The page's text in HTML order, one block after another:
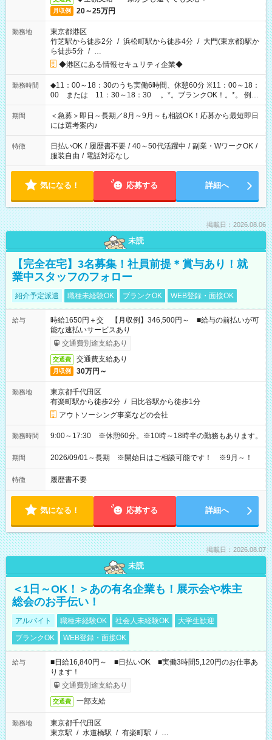
月収例 20～25万円
勤務地
東京都港区
竹芝駅から徒歩2分 / 浜松町駅から徒歩4分 / 大門(東京都)駅か
ら徒歩5分 / …
◆港区にある情報セキュリティ企業◆
勤務時間
◆11：00～18：30のうち実働6時間、休憩60分 ※11：00～18：
00 または 11：30～18：30 。*。ブランクOK！。*。 例え
ば前職が、 在宅/財団法人/事務/コールセンター/受付/販売/カフェ
スタッフ スイーツ販売/ホテルフロント/化粧品販売/など 様々な
業界から入社して活躍されています♪
期間
＜急募＞即日～長期／8月～9月～も相談OK！応募から最短即日
には選考案内♪
特徴 日払いOK / 履歴書不要 / 40～50代活躍中 / 副業・WワークOK /
服装自由 / 電話対応なし
気になる！ 応募する 詳細へ
掲載日：2026.08.06
未読
【完全在宅】3名募集！社員前提＊賞与あり！就
業中スタッフのフォロー
紹介予定派遣 職種未経験OK ブランクOK WEB登録・面接OK
給与
時給1650円＋交 【月収例】346,500円～ ■給与の前払いが可
能な速払いサービスあり
交通費別途支給あり
交通費 交通費支給あり
月収例 30万円～
勤務地
東京都千代田区
有楽町駅から徒歩2分 / 日比谷駅から徒歩1分
アウトソーシング事業などの会社
勤務時間 9:00～17:30 ※休憩60分。※10時～18時半の勤務もあります。
期間 2026/09/01～長期 ※開始日はご相談可能です！ ※9月～！
特徴 履歴書不要
気になる！ 応募する 詳細へ
掲載日：2026.08.07
未読
＜1日～OK！＞あの有名企業も！展示会や株主
総会のお手伝い！
アルバイト 職種未経験OK 社会人未経験OK
大学生歓迎
ブランクOK
WEB登録・面接OK
給与
■日給16,840円～ ■日払いOK ■実働3時間5,120円のお仕事あ
ります！
交通費別途支給あり
交通費 一部支給
勤務地
東京都千代田区
東京駅 / 水道橋駅 / 有楽町駅 / …